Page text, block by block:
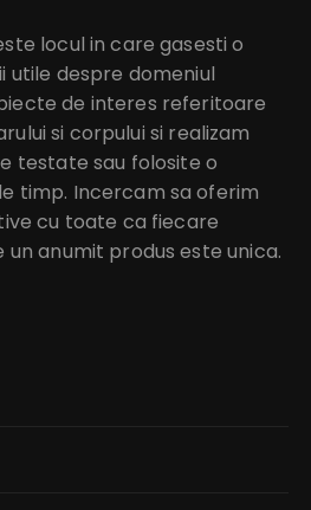
locul in care gasesti o
utile despre domeniul
de interes referitoare
si corpului si realizam
testate sau folosite o
timp. Incercam sa oferim
cu toate ca fiecare
anumit produs este unica.